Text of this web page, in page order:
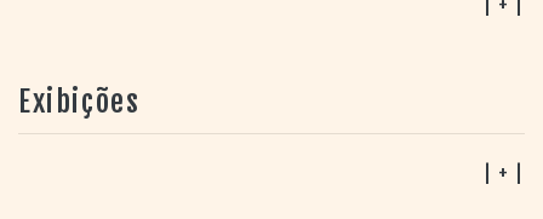
| + |
Exibições
| + |